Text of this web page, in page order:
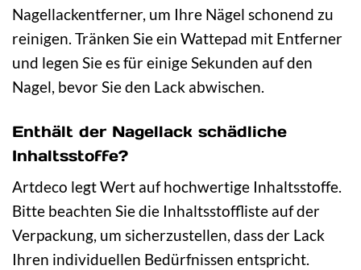
Nagellackentferner, um Ihre Nägel schonend zu
reinigen. Tränken Sie ein Wattepad mit Entferner
und legen Sie es für einige Sekunden auf den
Nagel, bevor Sie den Lack abwischen.
Enthält der Nagellack schädliche
Inhaltsstoffe?
Artdeco legt Wert auf hochwertige Inhaltsstoffe.
Bitte beachten Sie die Inhaltsstoffliste auf der
Verpackung, um sicherzustellen, dass der Lack
Ihren individuellen Bedürfnissen entspricht.